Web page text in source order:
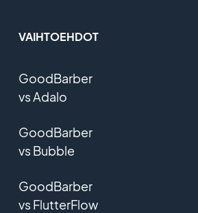
VAIHTOEHDOT
GoodBarber
vs Adalo
GoodBarber
vs Bubble
GoodBarber
vs FlutterFlow